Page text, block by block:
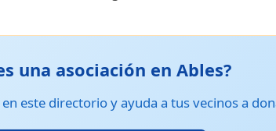
una asociación en Ables?
este directorio y ayuda a tus vecinos a